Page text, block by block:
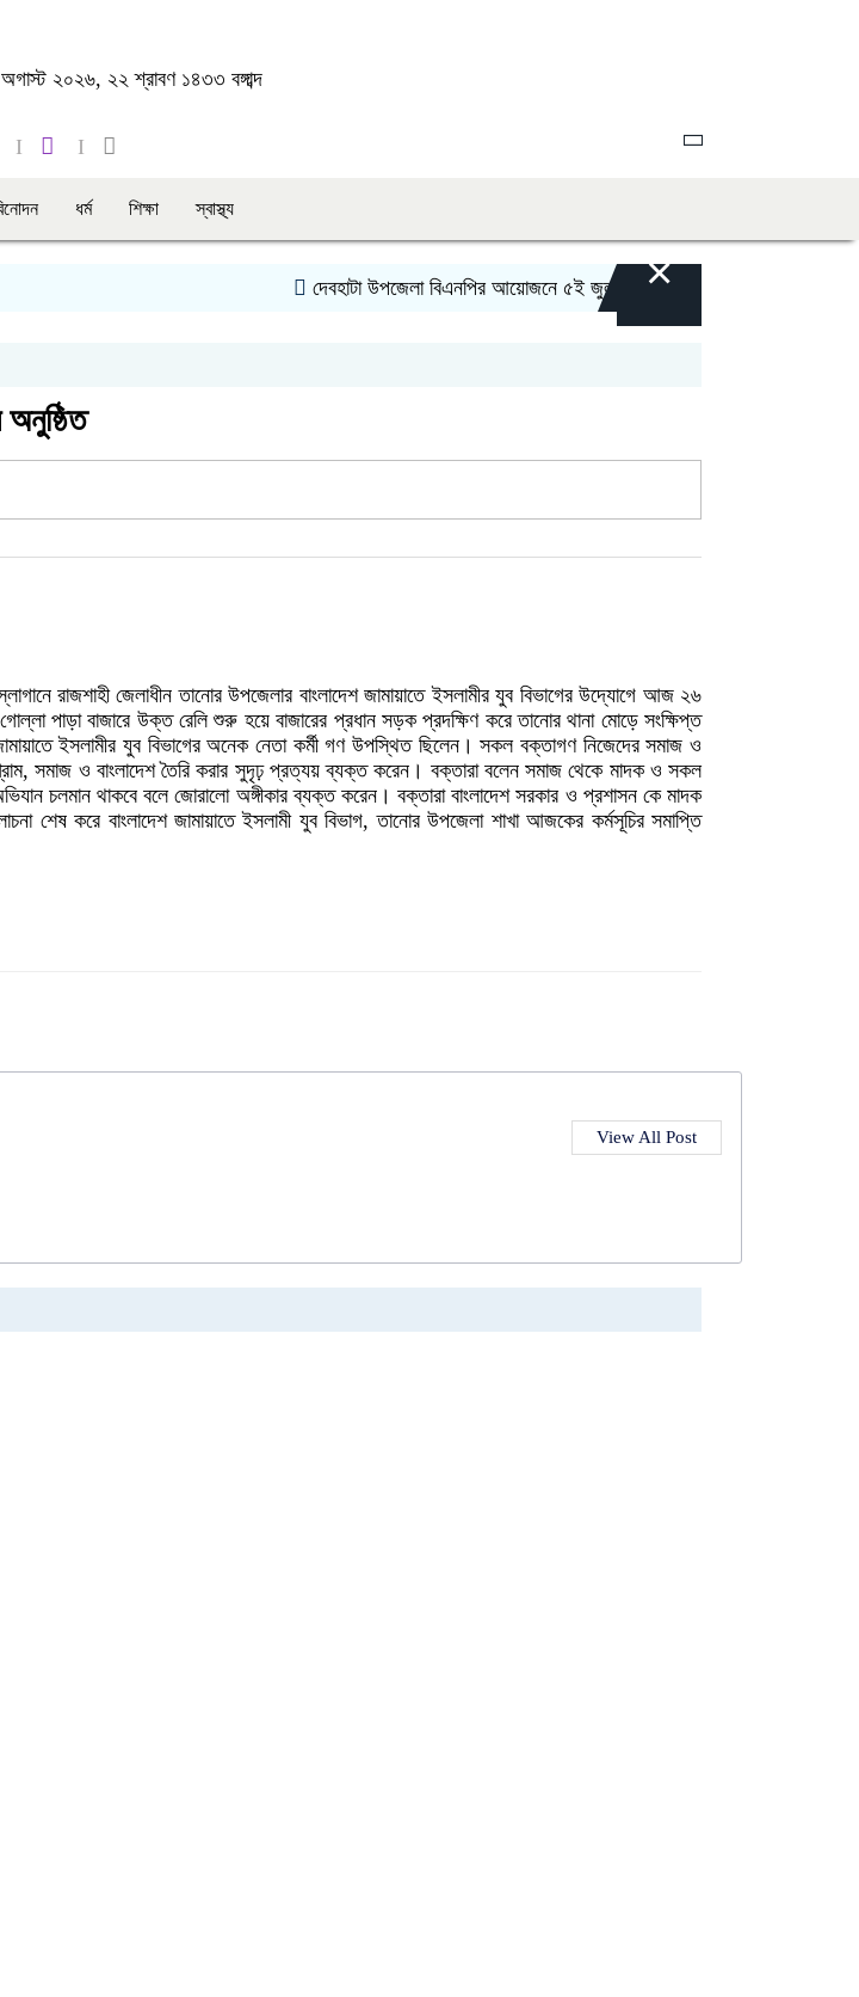
২০২৬, ২২ শ্রাবণ ১৪৩৩ বঙ্গাব্দ
ধর্ম শিক্ষা স্বাস্থ্য
দেবহাটা উপজেলা বিএনপির আয়োজনে ৫ই জুলাই গনঅভ্যুত্থান দিবস উপলক্ষে র‍্যালী ও
×
রাজশাহী জেলাধীন তানোর উপজেলার বাংলাদেশ জামায়াতে ইসলামীর যুব বিভাগের উদ্যোগে আজ ২৬
পাড়া বাজারে উক্ত রেলি শুরু হয়ে বাজারের প্রধান সড়ক প্রদক্ষিণ করে তানোর থানা মোড়ে সংক্ষিপ্ত
ইসলামীর যুব বিভাগের অনেক নেতা কর্মী গণ উপস্থিত ছিলেন। সকল বক্তাগণ নিজেদের সমাজ ও
সমাজ ও বাংলাদেশ তৈরি করার সুদৃঢ় প্রত্যয় ব্যক্ত করেন। বক্তারা বলেন সমাজ থেকে মাদক ও সকল
চলমান থাকবে বলে জোরালো অঙ্গীকার ব্যক্ত করেন। বক্তারা বাংলাদেশ সরকার ও প্রশাসন কে মাদক
শেষ করে বাংলাদেশ জামায়াতে ইসলামী যুব বিভাগ, তানোর উপজেলা শাখা আজকের কর্মসূচির সমাপ্তি
View All Post